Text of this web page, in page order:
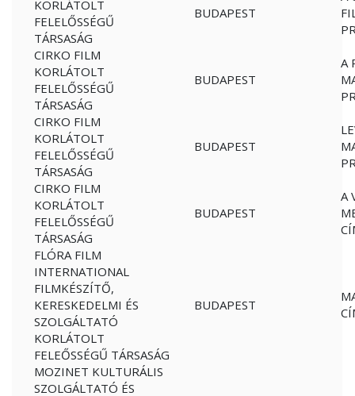
KORLÁTOLT
FELELŐSSÉGŰ
TÁRSASÁG
BUDAPEST
CIRKO FILM
KORLÁTOLT
FELELŐSSÉGŰ
TÁRSASÁG
BUDAPEST
A
CIRKO FILM
KORLÁTOLT
FELELŐSSÉGŰ
TÁRSASÁG
BUDAPEST
CIRKO FILM
KORLÁTOLT
FELELŐSSÉGŰ
TÁRSASÁG
BUDAPEST
A
FLÓRA FILM
INTERNATIONAL
FILMKÉSZÍTŐ,
KERESKEDELMI ÉS
SZOLGÁLTATÓ
KORLÁTOLT
FELEŐSSÉGŰ TÁRSASÁG
BUDAPEST
MOZINET KULTURÁLIS
SZOLGÁLTATÓ ÉS